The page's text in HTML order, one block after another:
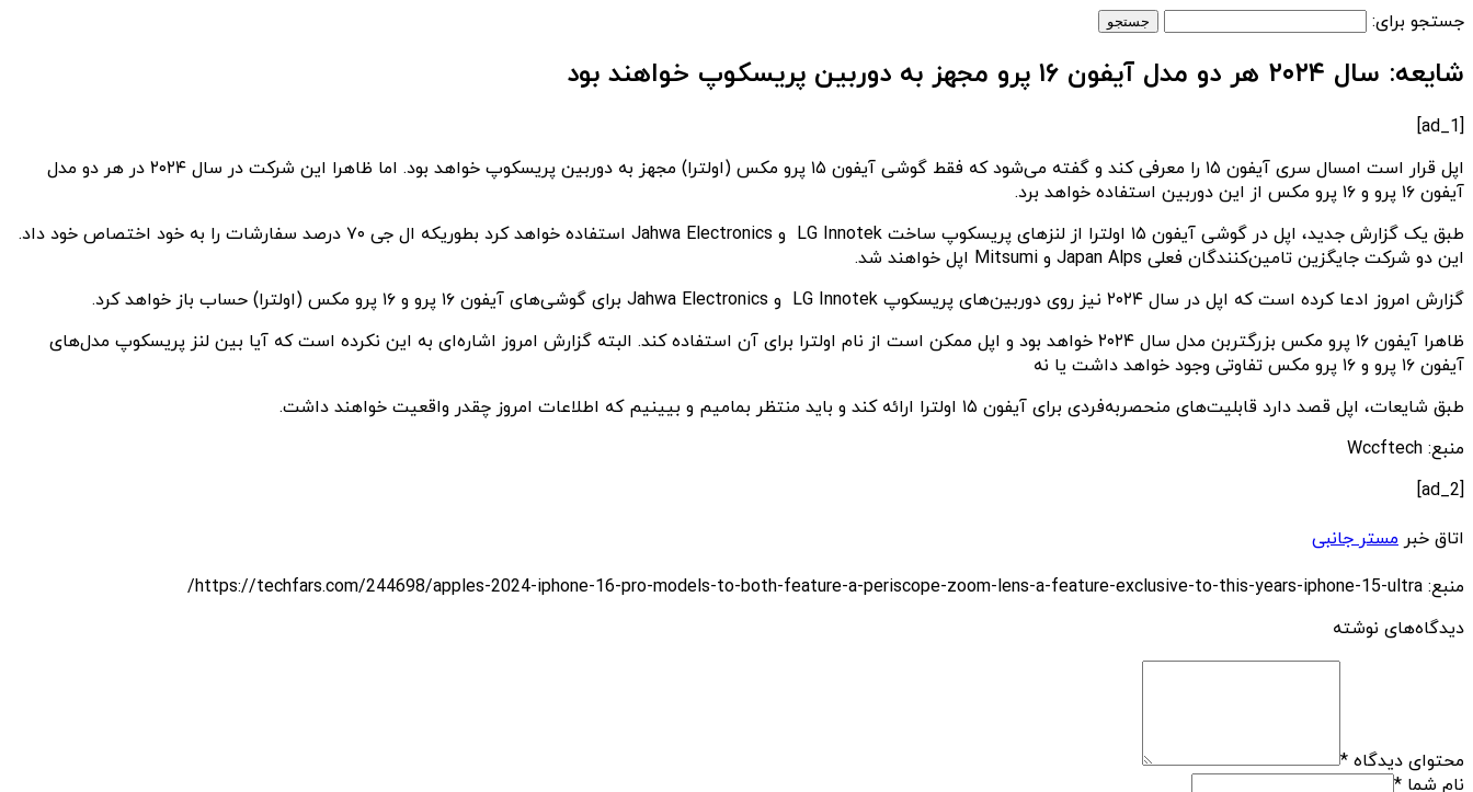
جستجو برای:
شایعه: سال ۲۰۲۴ هر دو مدل آیفون ۱۶ پرو مجهز به دوربین پریسکوپ خواهند بود
[ad_1]
اپل قرار است امسال سری آیفون ۱۵ را معرفی کند و گفته می‌شود که فقط گوشی آیفون ۱۵ پرو مکس (اولترا) مجهز به دوربین ‌پریسکوپ خواهد بود. اما ظاهرا این شرکت در سال ۲۰۲۴ در هر دو مدل
آیفون ۱۶ پرو و ۱۶ پرو مکس از این دوربین استفاده خواهد برد.
طبق یک گزارش جدید، اپل در گوشی آیفون ۱۵ اولترا از لنزهای پریسکوپ ساخت LG Innotek و Jahwa Electronics استفاده خواهد کرد بطوریکه ال جی ۷۰ درصد سفارشات را به خود اختصاص خود داد.
این دو شرکت جایگزین تامین‌کنندگان فعلی Japan Alps و Mitsumi اپل خواهند شد. ‌
گزارش امروز ادعا کرده است که اپل در سال ۲۰۲۴ نیز روی دوربین‌های پریسکوپ LG Innotek و Jahwa Electronics برای گوشی‌های آیفون ۱۶ پرو و ۱۶ پرو مکس (اولترا) حساب باز خواهد کرد.‌ ‌
ظاهرا آیفون ۱۶ پرو‌ مکس بزرگتربن مدل سال ۲۰۲۴ خواهد بود و اپل ممکن است از نام ‌اولترا برای آن استفاده کند. البته گزارش امروز اشاره‌ای به این نکرده است که آیا بین لنز پریسکوپ مدل‌های
آیفون ۱۶ پرو و ۱۶ پرو مکس تفاوتی وجود خواهد داشت یا نه‌
طبق شایعات، اپل قصد دارد قابلیت‌های منحصربه‌فردی برای آیفون ۱۵ اولترا ارائه کند و باید منتظر بمامیم و بیینیم که اطلاعات امروز چقدر واقعیت خواهند داشت.
منبع: Wccftech
[ad_2]
اتاق خبر مستر جانبی
منبع: https://techfars.com/244698/apples-2024-iphone-16-pro-models-to-both-feature-a-periscope-zoom-lens-a-feature-exclusive-to-this-years-iphone-15-ultra/
دیدگاه‌های نوشته
محتوای دیدگاه *
نام شما *